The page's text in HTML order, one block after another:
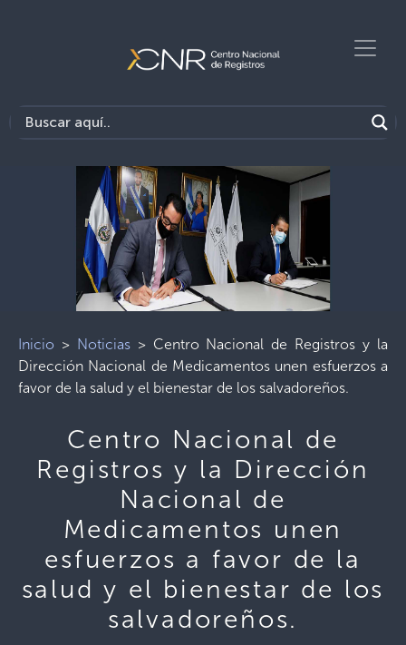
Inicio > Noticias> Centro Nacional de Registros y la
Dirección Nacional de Medicamentos unen esfuerzos a
favor de la salud y el bienestar de los salvadoreños.
Centro Nacional de
Registros y la Dirección
Nacional de
Medicamentos unen
esfuerzos a favor de la
salud y el bienestar de los
salvadoreños.